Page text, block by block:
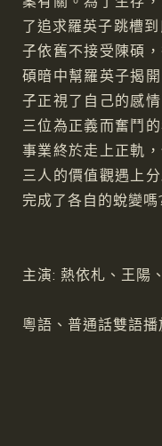
了追求羅英子跳槽
子依舊不接受陳碩
碩暗中幫羅英子揭
子正視了自己的感
三位為正義而奮鬥
事業終於走上正軌
三人的價值觀遇上
完成了各自的蛻變嗎
主演: 熱依札、王陽
粵語、普通話雙語播